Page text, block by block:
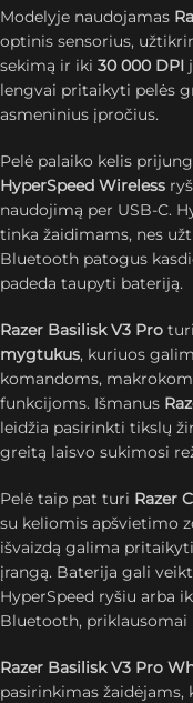
Modelyje naudojamas
optinis sensorius,
sekimą ir iki 30 000 DPI
lengvai pritaikyti pelės
asmeninius įpročius.
Pelė palaiko kelis
HyperSpeed Wireless
naudojimą per USB-C.
tinka žaidimams, nes
Bluetooth patogus
padeda taupyti bateriją.
Razer Basilisk V3 Pro turi
mygtukus, kuriuos
komandoms,
funkcijoms. Išmanus
leidžia pasirinkti tikslų
greitą laisvo sukimosi
Pelė taip pat turi Razer
su keliomis apšvietimo
išvaizdą galima
įrangą. Baterija gali
HyperSpeed ryšiu arba
Bluetooth, priklausomai
Razer Basilisk V3 Pro
pasirinkimas žaidėjams,